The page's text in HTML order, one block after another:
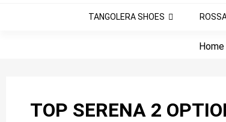
TANGOLERA SHOES
Home
TOP SERENA 2